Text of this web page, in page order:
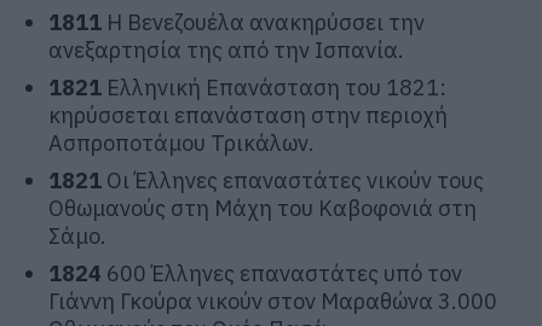
1811 Η Βενεζουέλα ανακηρύσσει την
ανεξαρτησία της από την Ισπανία.
1821 Ελληνική Επανάσταση του 1821:
κηρύσσεται επανάσταση στην περιοχή
Ασπροποτάμου Τρικάλων.
1821 Οι Έλληνες επαναστάτες νικούν τους
Οθωμανούς στη Μάχη του Καβοφονιά στη
Σάμο.
1824 600 Έλληνες επαναστάτες υπό τον
Γιάννη Γκούρα νικούν στον Μαραθώνα 3.000